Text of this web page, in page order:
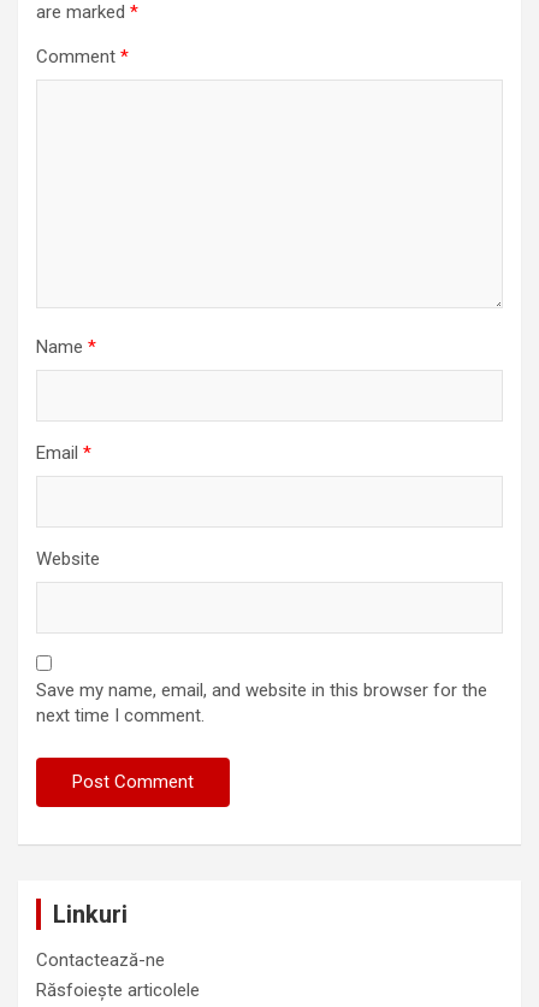
are marked *
Comment *
Name *
Email *
Website
Save my name, email, and website in this browser for the
next time I comment.
Linkuri
Contactează-ne
Răsfoiește articolele